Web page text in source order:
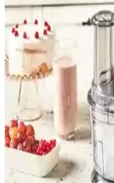
Arzum Shake'n Take
Blender Karşılaştırması
Arzum Shake'n Take Pro ve
kullanım kolaylığı ve
yorumlarıyla detaylar
Tefal Perfect Mix
1200 Watt Yüksek
Tefal Perfect Mix Powelix
ile hızlı ve etkili gıda
smoothie ve